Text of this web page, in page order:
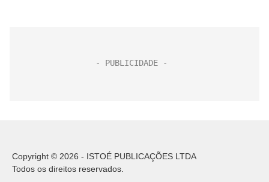
Copyright © 2026 - ISTOÉ PUBLICAÇÕES LTDA
Todos os direitos reservados.